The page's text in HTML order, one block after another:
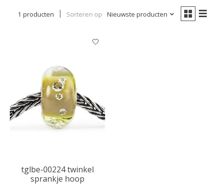
1 producten Sorteren op Nieuwste producten
tglbe-00224 twinkel
sprankje hoop